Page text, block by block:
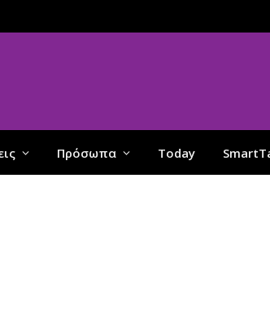
Πρόσωπα Today